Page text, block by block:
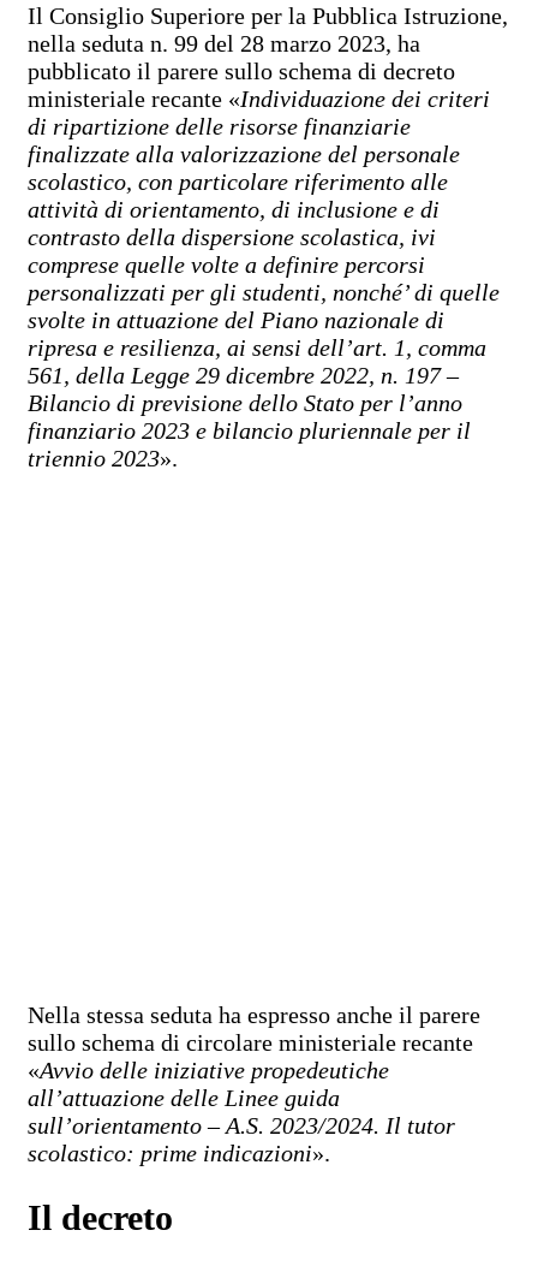
Il Consiglio Superiore per la Pubblica Istruzione,
nella seduta n. 99 del 28 marzo 2023, ha
pubblicato il parere sullo schema di decreto
ministeriale recante «Individuazione dei criteri
di ripartizione delle risorse finanziarie
finalizzate alla valorizzazione del personale
scolastico, con particolare riferimento alle
attività di orientamento, di inclusione e di
contrasto della dispersione scolastica, ivi
comprese quelle volte a definire percorsi
personalizzati per gli studenti, nonché’ di quelle
svolte in attuazione del Piano nazionale di
ripresa e resilienza, ai sensi dell’art. 1, comma
561, della Legge 29 dicembre 2022, n. 197 –
Bilancio di previsione dello Stato per l’anno
finanziario 2023 e bilancio pluriennale per il
triennio 2023».
Nella stessa seduta ha espresso anche il parere
sullo schema di circolare ministeriale recante
«Avvio delle iniziative propedeutiche
all’attuazione delle Linee guida
sull’orientamento – A.S. 2023/2024. Il tutor
scolastico: prime indicazioni».
Il decreto